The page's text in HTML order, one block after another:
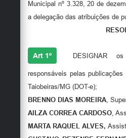
Secretarias
Municipal nº 3.328, 20 de
a delegação das atribuições de
Art 1º DESIGNAR
responsáveis pelas
Taiobeiras/MG (DOT-e);
BRENNO DIAS MOREIRA,
AILZA CORREA CARDOSO,
MARTA RAQUEL ALVES,